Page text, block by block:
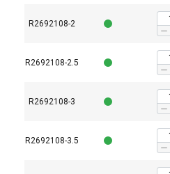
R2692108-2
R2692108-2.5
R2692108-3
R2692108-3.5